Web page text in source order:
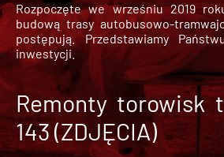
Rozpoczęte we wrześniu 2019
budową trasy autobusowo-
postępują. Przedstawiamy
inwestycji.
Remonty torowisk
143 (ZDJĘCIA)